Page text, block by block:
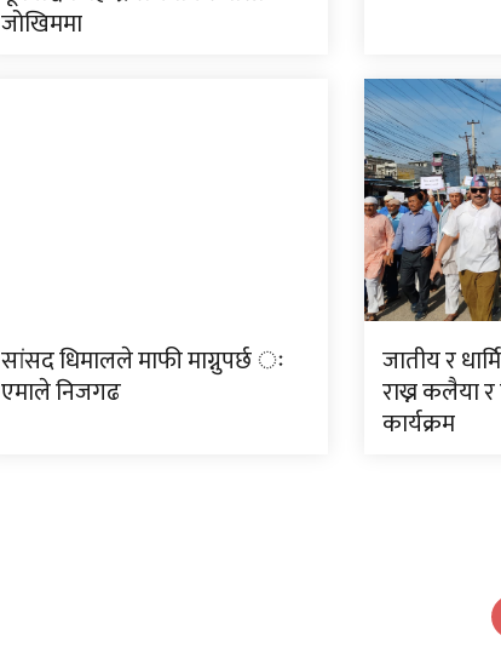
जोखिममा
सांसद धिमालले माफी माग्नुपर्छ ः
एमाले निजगढ
जातीय र
राख्न कलैया
कार्यक्रम